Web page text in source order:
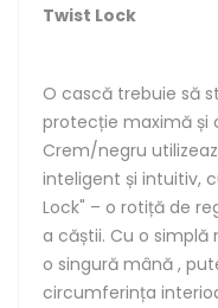
Twist Lock
O cască trebuie să
protecție maximă și
Crem/negru
inteligent și intuitiv,
Lock" – o rotiță de
a căștii. Cu o
o singură mână ,
circumferința